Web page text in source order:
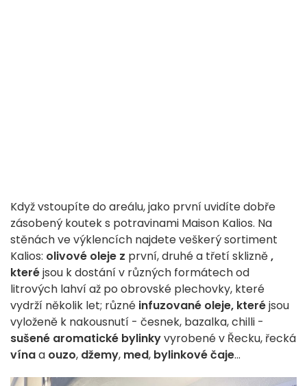
Když vstoupíte do areálu, jako první uvidíte dobře
zásobený koutek s potravinami Maison Kalios. Na
stěnách ve výklencích najdete veškerý sortiment
Kalios: olivové oleje z první, druhé a třetí sklizně,
kteréjsou k dostání v různých formátech od
litrových lahví až po obrovské plechovky, které
vydrží několik let; různé infuzované oleje, kteréjsou
vyloženě k nakousnutí - česnek, bazalka, chilli -
sušené aromatické bylinkyvyrobené v Řecku, řecká
vínaa ouzo, džemy, med, bylinkové čaje...